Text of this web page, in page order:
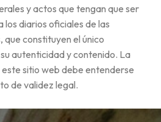
y actos que tengan que ser
diarios oficiales de las
que constituyen el único
autenticidad y contenido. La
sitio web debe entenderse
de validez legal.